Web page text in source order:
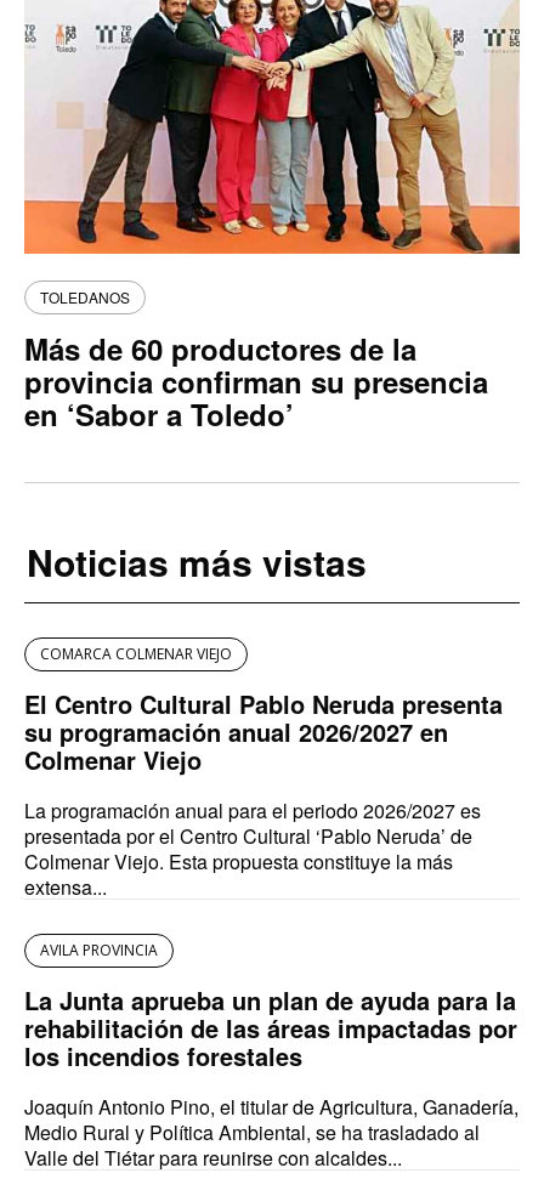
TOLEDANOS
Más de 60 productores de la
provincia confirman su presencia
en ‘Sabor a Toledo’
Noticias más vistas
COMARCA COLMENAR VIEJO
El Centro Cultural Pablo Neruda presenta
su programación anual 2026/2027 en
Colmenar Viejo
La programación anual para el periodo 2026/2027 es
presentada por el Centro Cultural ‘Pablo Neruda’ de
Colmenar Viejo. Esta propuesta constituye la más
extensa...
AVILA PROVINCIA
La Junta aprueba un plan de ayuda para la
rehabilitación de las áreas impactadas por
los incendios forestales
Joaquín Antonio Pino, el titular de Agricultura, Ganadería,
Medio Rural y Política Ambiental, se ha trasladado al
Valle del Tiétar para reunirse con alcaldes...